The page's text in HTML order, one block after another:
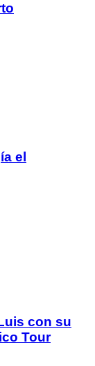
el
con su
Tour